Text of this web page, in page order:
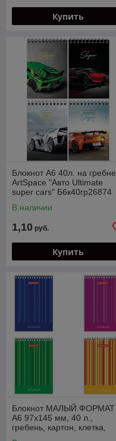
Купить
Блокнот А6 40л. на гребне
ArtSpace "Авто Ultimate
super cars" Б6к40гр26874
В наличии
1,10 руб.
Купить
Блокнот МАЛЫЙ ФОРМАТ
А6 97х145 мм, 40 л.,
гребень, картон, клетка,